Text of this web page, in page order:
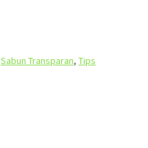
Sabun Transparan, Tips